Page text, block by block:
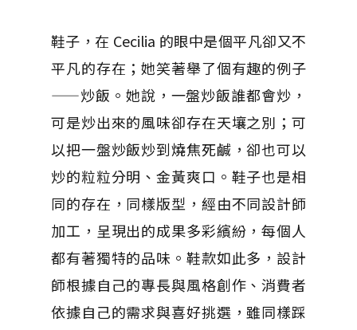
鞋子，在 Cecilia 的眼中是個平凡卻又不
平凡的存在；她笑著舉了個有趣的例子
——炒飯。她說，一盤炒飯誰都會炒，
可是炒出來的風味卻存在天壤之別；可
以把一盤炒飯炒到燒焦死鹹，卻也可以
炒的粒粒分明、金黃爽口。鞋子也是相
同的存在，同樣版型，經由不同設計師
加工，呈現出的成果多彩繽紛，每個人
都有著獨特的品味。鞋款如此多，設計
師根據自己的專長與風格創作、消費者
依據自己的需求與喜好挑選，雖同樣踩